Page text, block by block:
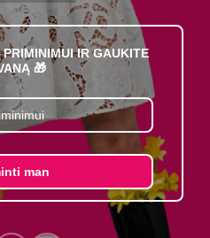
IR GAUKITE
🎁
man